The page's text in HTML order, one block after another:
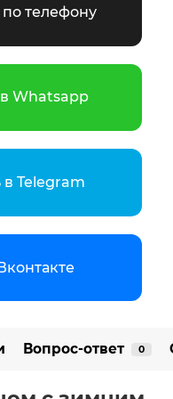
телефону
Whatsapp
в Telegram
Вопрос-ответ 0